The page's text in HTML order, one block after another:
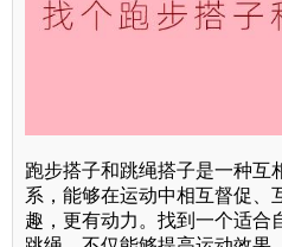
跑步搭子和跳绳搭子是一种互
系，能够在运动中相互督促、
趣，更有动力。找到一个适合